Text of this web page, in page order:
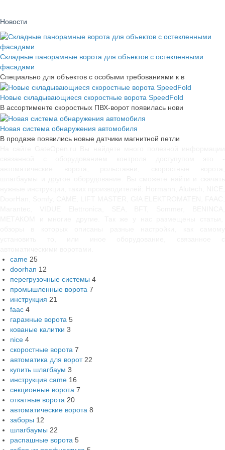
Новости
Складные панорамные ворота для объектов с остекленными
фасадами
Специально для объектов с особыми требованиями к в
Новые складывающиеся скоростные ворота SpeedFold
В ассортименте скоростных ПВХ-ворот появилась нови
Новая система обнаружения автомобиля
В продаже появились новые датчики магнитной петли
came 25
doorhan 12
перегрузочные системы 4
промышленные ворота 7
инструкция 21
faac 4
гаражные ворота 5
кованые калитки 3
nice 4
скоростные ворота 7
автоматика для ворот 22
купить шлагбаум 3
инструкция came 16
секционные ворота 7
откатные ворота 20
автоматические ворота 8
заборы 12
шлагбаумы 22
распашные ворота 5